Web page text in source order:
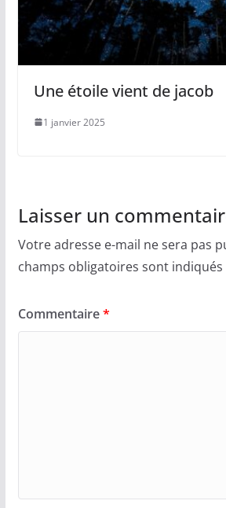
Une étoile vient de jacob
1 janvier 2025
Laisser un
Votre adresse e-mail ne sera pas
champs obligatoires sont indiqués
Commentaire*